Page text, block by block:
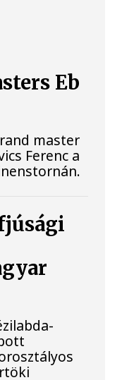
Eb
master
Ferenc a